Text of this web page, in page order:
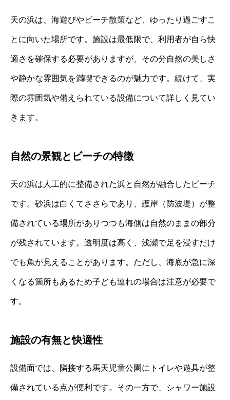
天の浜は、海遊びやビーチ散策など、ゆったり過ごすこ
とに向いた場所です。施設は最低限で、利用者が自ら快
適さを確保する必要がありますが、その分自然の美しさ
や静かな雰囲気を満喫できるのが魅力です。続けて、実
際の雰囲気や備えられている設備について詳しく見てい
きます。
自然の景観とビーチの特徴
天の浜は人工的に整備された浜と自然が融合したビーチ
です。砂浜は白くてささらであり、護岸（防波堤）が整
備されている場所がありつつも海側は自然のままの部分
が残されています。透明度は高く、浅瀬で足を浸すだけ
でも魚が見えることがあります。ただし、海底が急に深
くなる箇所もあるため子ども連れの場合は注意が必要で
す。
施設の有無と快適性
設備面では、隣接する馬天児童公園にトイレや遊具が整
備されている点が便利です。その一方で、シャワー施設